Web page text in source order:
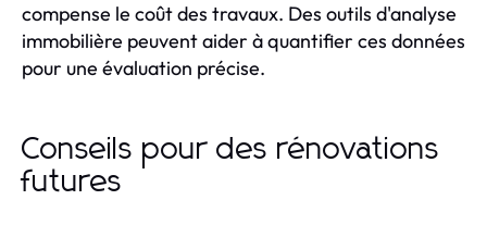
compense le coût des travaux. Des outils d'analyse
immobilière peuvent aider à quantifier ces données
pour une évaluation précise.
Conseils pour des rénovations
futures